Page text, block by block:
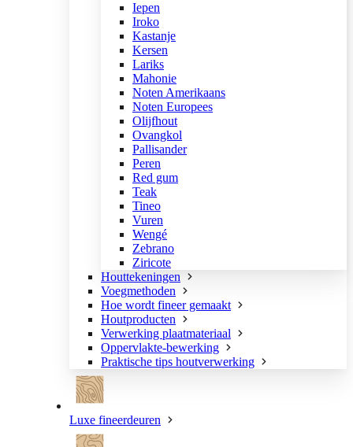
Iepen
Iroko
Kastanje
Kersen
Lariks
Mahonie
Noten Amerikaans
Noten Europees
Olijfhout
Ovangkol
Pallisander
Peren
Red gum
Teak
Tineo
Vuren
Wengé
Zebrano
Ziricote
Houttekeningen
Voegmethoden
Hoe wordt fineer gemaakt
Houtproducten
Verwerking plaatmateriaal
Oppervlakte-bewerking
Praktische tips houtverwerking
Luxe fineerdeuren